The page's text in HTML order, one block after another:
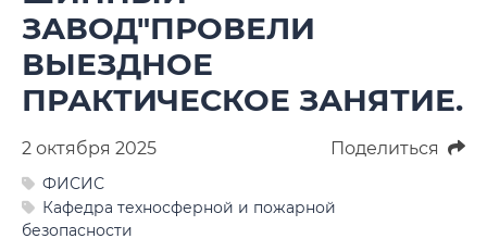
Календарь мероприятий
Корпоративные издания
Фото
Видео
ЗАВОД"ПРОВЕЛИ
ВЫЕЗДНОЕ
ПРАКТИЧЕСКОЕ ЗАНЯТИЕ.
2 октября 2025 Поделиться
ФИСИС
Кафедра техносферной и пожарной
безопасности